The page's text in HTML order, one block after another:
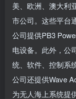
美、欧洲、澳大利
市公司。这些平台
公司提供PB3
电设备。此外，公
统、软件、控制系
公司还提供Wave
为无人海上系统提